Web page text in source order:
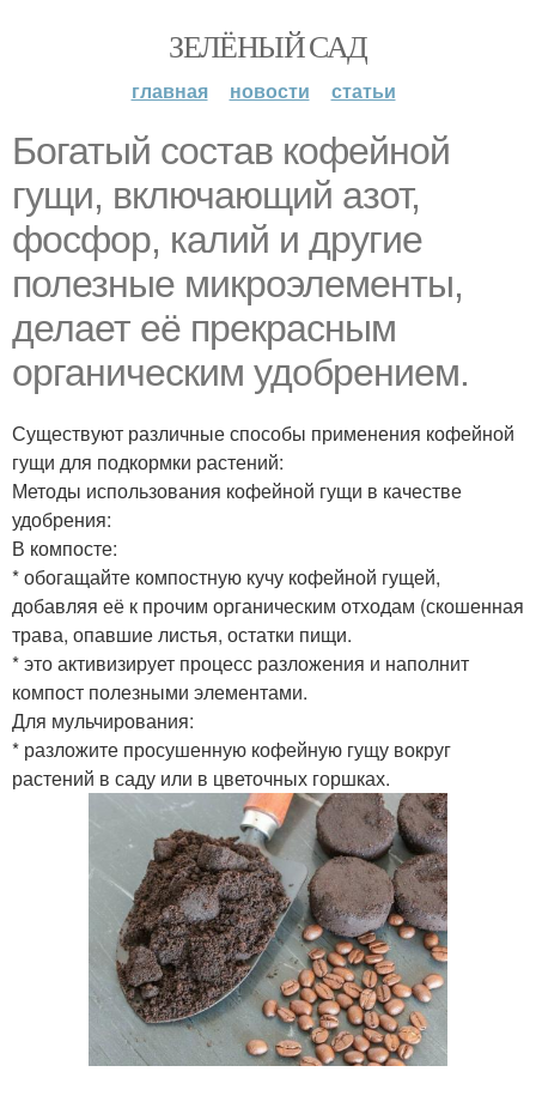
ЗЕЛЁНЫЙ САД
главная новости статьи
Богатый состав кофейной
гущи, включающий азот,
фосфор, калий и другие
полезные микроэлементы,
делает её прекрасным
органическим удобрением.
Существуют различные способы применения кофейной
гущи для подкормки растений:
Методы использования кофейной гущи в качестве
удобрения:
В компосте:
* обогащайте компостную кучу кофейной гущей,
добавляя её к прочим органическим отходам (скошенная
трава, опавшие листья, остатки пищи.
* это активизирует процесс разложения и наполнит
компост полезными элементами.
Для мульчирования:
* разложите просушенную кофейную гущу вокруг
растений в саду или в цветочных горшках.